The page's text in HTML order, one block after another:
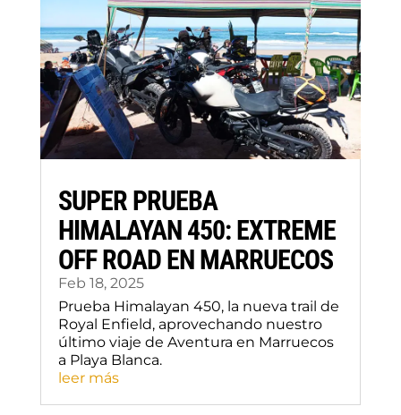
SUPER PRUEBA
HIMALAYAN 450: EXTREME
OFF ROAD EN MARRUECOS
Feb 18, 2025
Prueba Himalayan 450, la nueva trail de
Royal Enfield, aprovechando nuestro
último viaje de Aventura en Marruecos
a Playa Blanca.
leer más